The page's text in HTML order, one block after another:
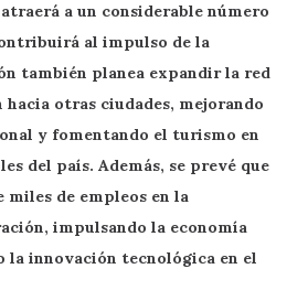
a un considerable número
al impulso de la
también planea expandir la red
hacia otras ciudades, mejorando
y fomentando el turismo en
del país. Además, se prevé que
miles de empleos en la
impulsando la economía
la innovación tecnológica en el